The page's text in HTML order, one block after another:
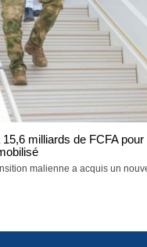
milliards de FCFA
malienne a acquis un